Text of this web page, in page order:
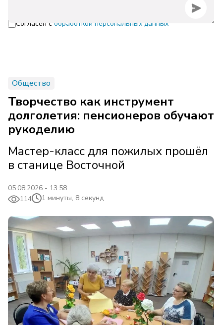
Согласен с обработкой персональных данных
Общество
Творчество как инструмент
долголетия: пенсионеров обучают
рукоделию
Мастер-класс для пожилых прошёл
в станице Восточной
05.08.2026 - 13:58
114
1 минуты, 8 секунд